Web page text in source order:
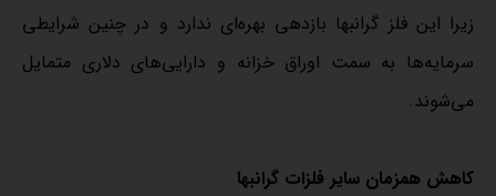
زیرا این فلز گرانبها بازدهی بهره‌ای ندارد و در چنین شرایطی
سرمایه‌ها به سمت اوراق خزانه و دارایی‌های دلاری متمایل
می‌شوند.
کاهش همزمان سایر فلزات گرانبها